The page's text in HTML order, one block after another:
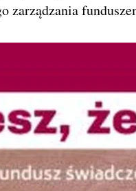
zarządzania